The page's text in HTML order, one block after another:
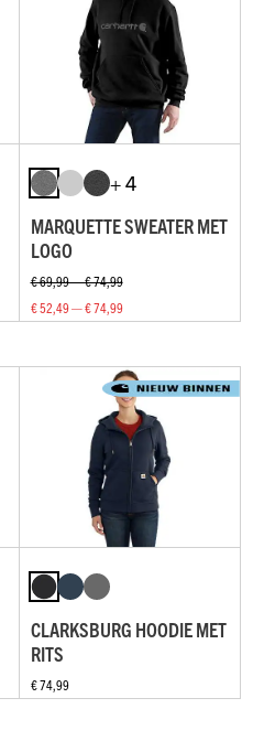
+ 4
MARQUETTE SWEATER MET
LOGO
€ 69,99 — € 74,99
€ 52,49 — € 74,99
CLARKSBURG HOODIE MET
RITS
€ 74,99